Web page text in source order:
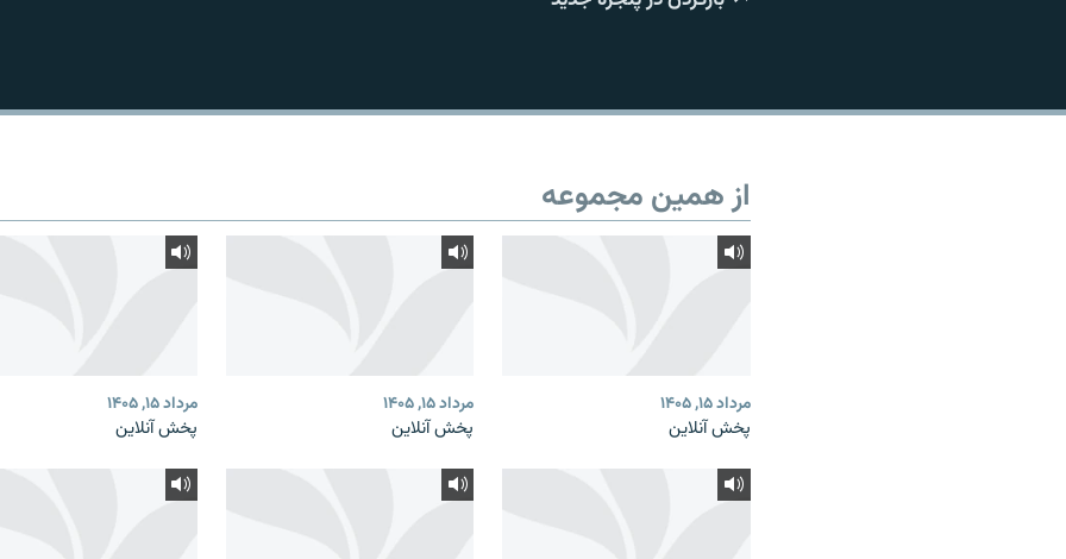
از همین مجموعه
مرداد ۱۵, ۱۴۰۵
پخش آنلاین
مرداد ۱۵, ۱۴۰۵
پخش آنلاین
مرداد ۱۵, ۱۴۰۵
پخش آنلاین